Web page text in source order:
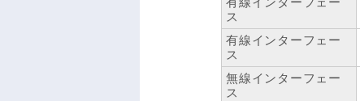
ス
有線インターフェー
ス
無線インターフェー
ス